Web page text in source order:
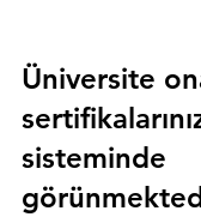
Üniversite
sisteminde